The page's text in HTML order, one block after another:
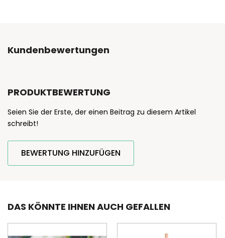
Kundenbewertungen
PRODUKTBEWERTUNG
Seien Sie der Erste, der einen Beitrag zu diesem Artikel
schreibt!
BEWERTUNG HINZUFÜGEN
DAS KÖNNTE IHNEN AUCH GEFALLEN